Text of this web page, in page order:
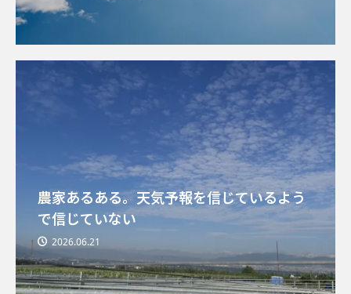
農家あるある。天気予報を信じているよう
で信じていない
2026.06.21